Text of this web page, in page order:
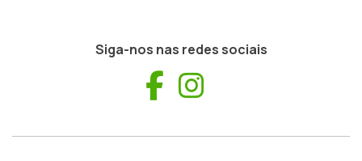
Siga-nos nas redes sociais
Facebook